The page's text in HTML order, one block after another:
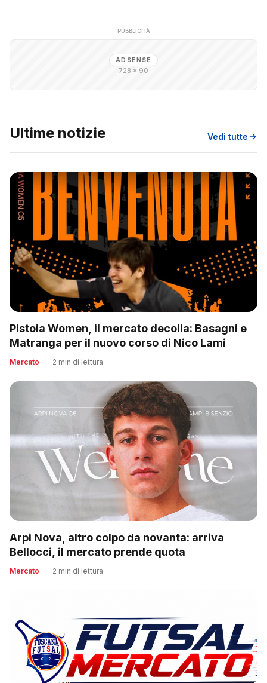
PUBBLICITÀ
ADSENSE
728 × 90
Ultime notizie Vedi tutte
Pistoia Women, il mercato decolla: Basagni e
Matranga per il nuovo corso di Nico Lami
Mercato 2 min di lettura
Arpi Nova, altro colpo da novanta: arriva
Bellocci, il mercato prende quota
Mercato 2 min di lettura